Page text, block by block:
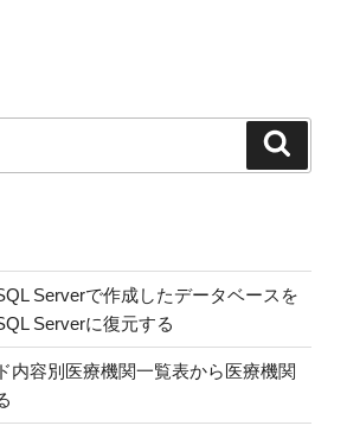
Serverで作成したデータベースを
Serverに復元する
内容別医療機関一覧表から医療機関